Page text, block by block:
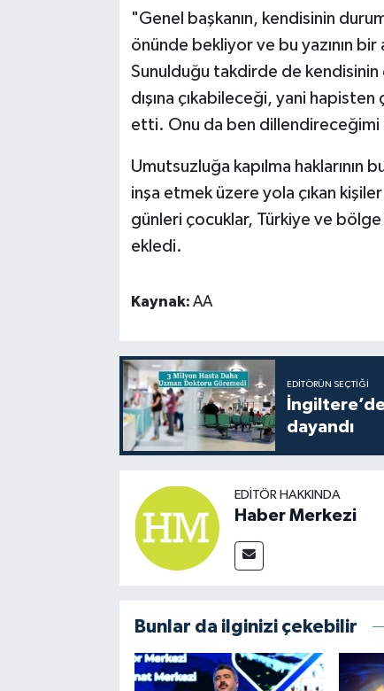
"Genel başkanın, kendisinin
önünde bekliyor ve bu yazının
Sunulduğu takdirde de
dışına çıkabileceği, yani
etti. Onu da ben
Umutsuzluğa kapılma haklarının
inşa etmek üzere yola çıkan
günleri çocuklar, Türkiye ve bölge
ekledi.
Kaynak: AA
EDITÖRÜN SEÇTIĞI
dayandı
EDITÖR HAKKINDA
Haber Merkezi
Bunlar da ilginizi çekebilir